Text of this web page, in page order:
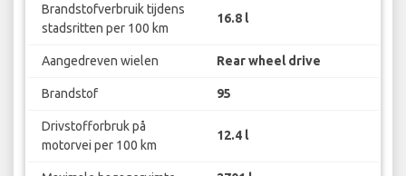
Brandstofverbruik tijdens
stadsritten per 100 km
16.8 l
Aangedreven wielen Rear wheel drive
Brandstof 95
Drivstofforbruk på
motorvei per 100 km
12.4 l